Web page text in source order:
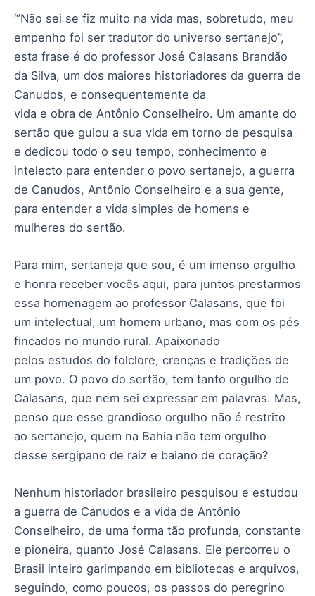
“’Não sei se fiz muito na vida mas, sobretudo, meu
empenho foi ser tradutor do universo sertanejo”,
esta frase é do professor José Calasans Brandão
da Silva, um dos maiores historiadores da guerra de
Canudos, e consequentemente da
vida e obra de Antônio Conselheiro. Um amante do
sertão que guiou a sua vida em torno de pesquisa
e dedicou todo o seu tempo, conhecimento e
intelecto para entender o povo sertanejo, a guerra
de Canudos, Antônio Conselheiro e a sua gente,
para entender a vida simples de homens e
mulheres do sertão.
Para mim, sertaneja que sou, é um imenso orgulho
e honra receber vocês aqui, para juntos prestarmos
essa homenagem ao professor Calasans, que foi
um intelectual, um homem urbano, mas com os pés
fincados no mundo rural. Apaixonado
pelos estudos do folclore, crenças e tradições de
um povo. O povo do sertão, tem tanto orgulho de
Calasans, que nem sei expressar em palavras. Mas,
penso que esse grandioso orgulho não é restrito
ao sertanejo, quem na Bahia não tem orgulho
desse sergipano de raiz e baiano de coração?
Nenhum historiador brasileiro pesquisou e estudou
a guerra de Canudos e a vida de Antônio
Conselheiro, de uma forma tão profunda, constante
e pioneira, quanto José Calasans. Ele percorreu o
Brasil inteiro garimpando em bibliotecas e arquivos,
seguindo, como poucos, os passos do peregrino